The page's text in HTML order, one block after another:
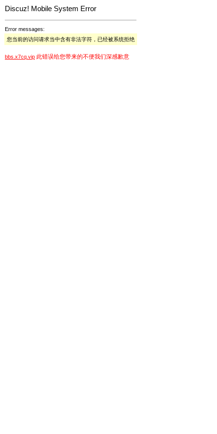
Discuz! Mobile System Error
Error messages:
您当前的访问请求当中含有非法字符，已经被系统拒绝
bbs.x7cq.vip 此错误给您带来的不便我们深感歉意